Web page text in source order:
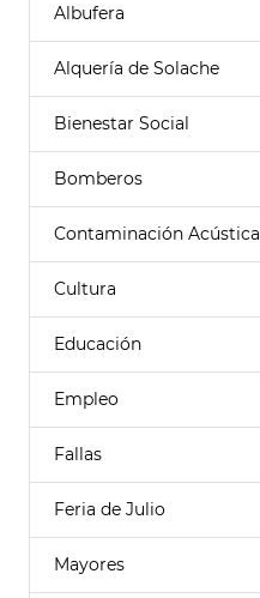
Albufera
Alquería de Solache
Bienestar Social
Bomberos
Contaminación Acústica
Cultura
Educación
Empleo
Fallas
Feria de Julio
Mayores